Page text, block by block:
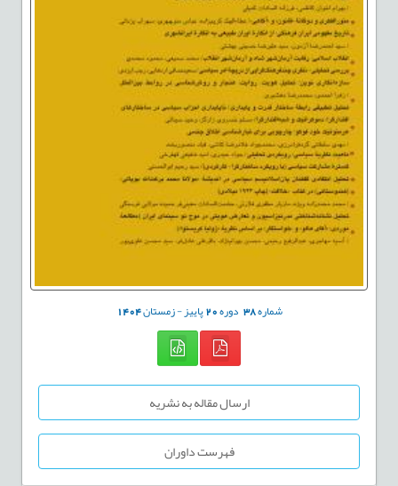
شماره38 دوره20پاییز - زمستان1404
ارسال مقاله به نشریه
فهرست داوران